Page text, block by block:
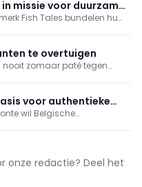
missie voor duurzame
Fish Tales bundelen hun
te overtuigen
nooit zomaar paté tegen
Zo opent zich een wijde
andere voeding: dranken,
voor authentieke
wil Belgische
onze redactie? Deel het